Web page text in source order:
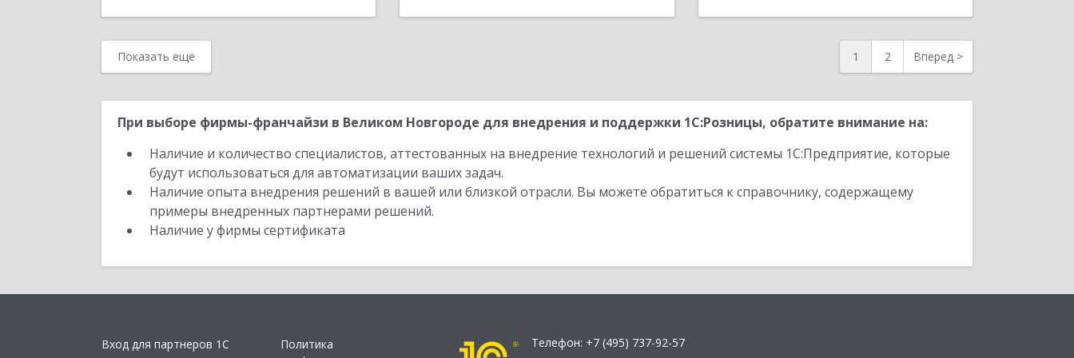
Показать еще 1 2 Вперед >
При выборе фирмы-франчайзи в Великом Новгороде для внедрения и поддержки 1С:Розницы, обратите внимание на:
Наличие и количество специалистов, аттестованных на внедрение технологий и решений системы 1С:Предприятие, которые
будут использоваться для автоматизации ваших задач.
Наличие опыта внедрения решений в вашей или близкой отрасли. Вы можете обратиться к справочнику, содержащему
примеры внедренных партнерами решений.
Наличие у фирмы сертификата
Вход для партнеров 1С
Политика
Телефон: +7 (495) 737-92-57